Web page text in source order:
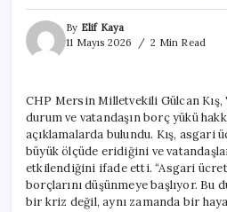
By Elif Kaya
11 Mayıs 2026
2 Min Read
CHP Mersin Milletvekili Gülcan
durum ve vatandaşın borç yükü
açıklamalarda bulundu. Kış, asgari
büyük ölçüde eridiğini ve
etkilendiğini ifade etti. “Asgari
borçlarını düşünmeye başlıyor. Bu
bir kriz değil, aynı zamanda bir